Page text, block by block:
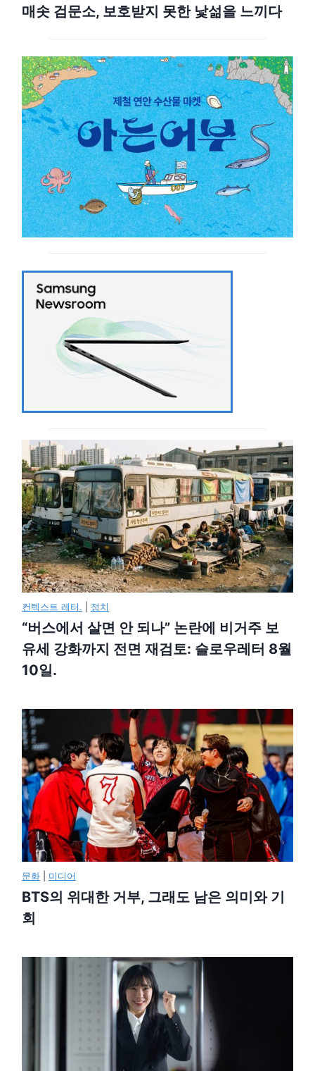
매솟 검문소, 보호받지 못한 낯섦을 느끼다
컨텍스트 레터. 정치
“버스에서 살면 안 되나” 논란에 비거주 보
유세 강화까지 전면 재검토: 슬로우레터 8월
10일.
문화 미디어
BTS의 위대한 거부, 그래도 남은 의미와 기
회